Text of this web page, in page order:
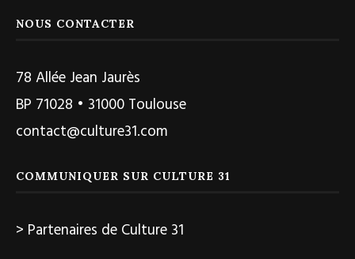
NOUS CONTACTER
78 Allée Jean Jaurès
BP 71028 • 31000 Toulouse
contact@culture31.com
COMMUNIQUER SUR CULTURE 31
> Partenaires de Culture 31